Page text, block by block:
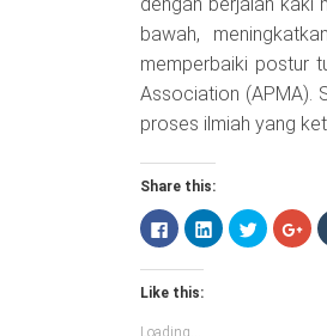
bawah,
memperbaiki postur
Association (APMA).
proses ilmiah yang
Share this:
Click
to
share
on
Facebook
(Opens
new
Click
to
share
Click
to
share
to
Like this: